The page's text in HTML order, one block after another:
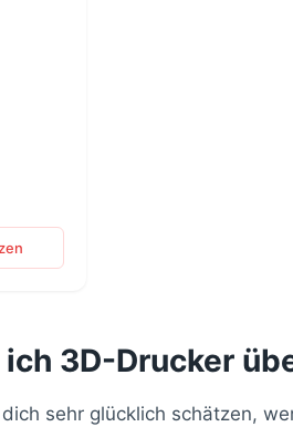
3D-Drucker
sehr glücklich schätzen,